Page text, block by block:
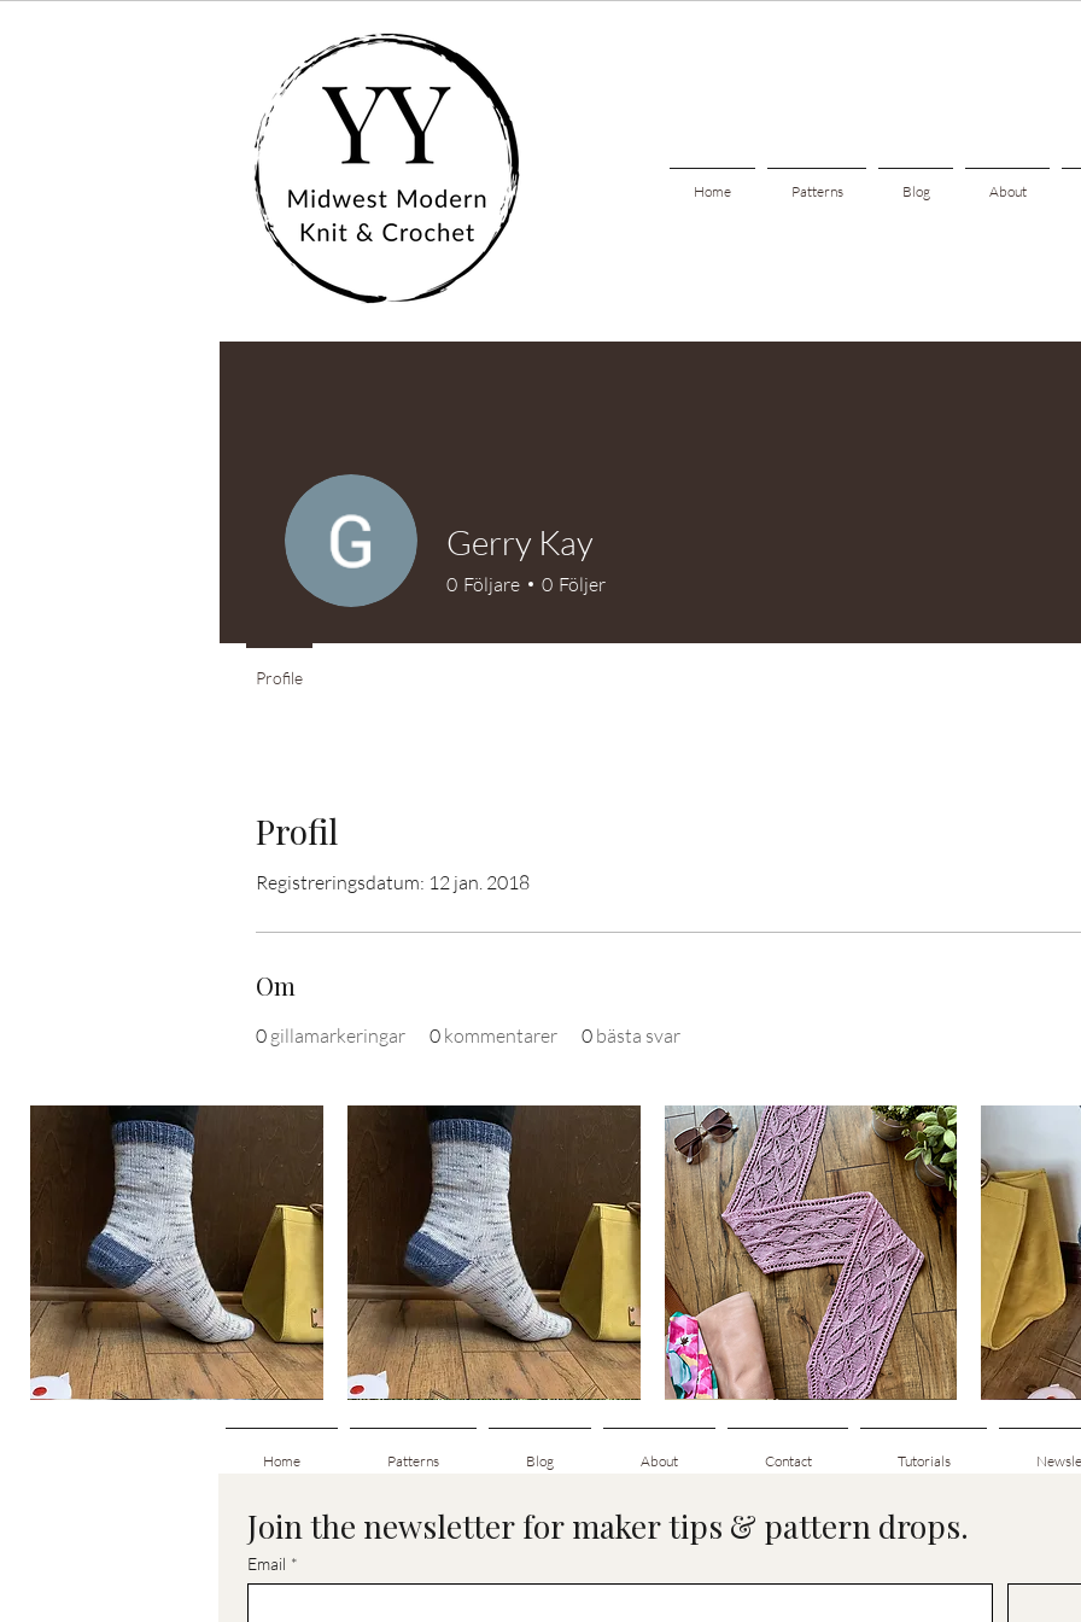
Home Patterns Blog About
Profil
Registreringsdatum: 12 jan. 2018
Om
0 gillamarkeringar 0 kommentarer 0 bästa svar
Basic
Snabbvisning
Basic
Up
Snabbvisning
Clematis
Basic
Down
Gerry Kay
0 Följare 0 Följer
Profile
Home Patterns Blog About Contact Tutorials
Join the newsletter for maker tips & pattern drops.
Email *